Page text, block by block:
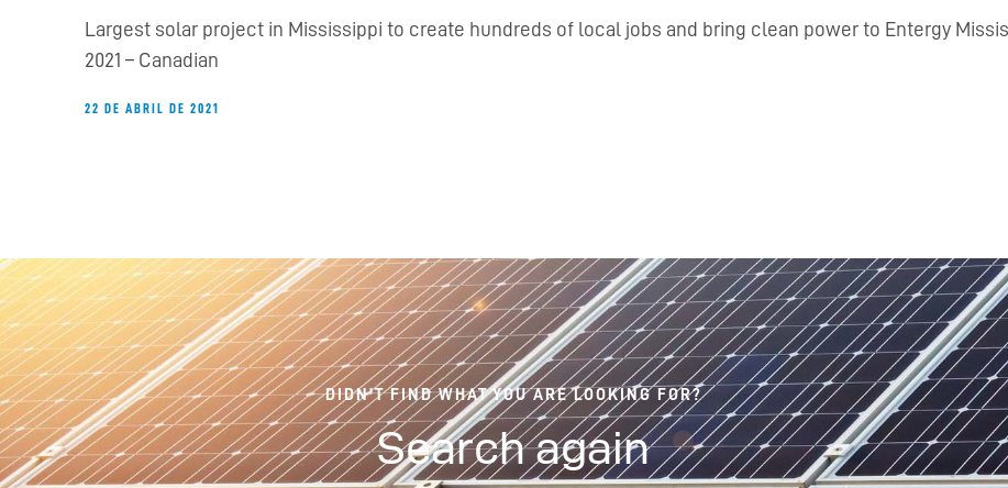
Largest solar project in Mississippi to create hundreds of local jobs and bring clean power to Entergy
2021 – Canadian
22 DE ABRIL DE 2021
DIDN'T FIND WHAT YOU ARE LOOKING FOR?
Search again